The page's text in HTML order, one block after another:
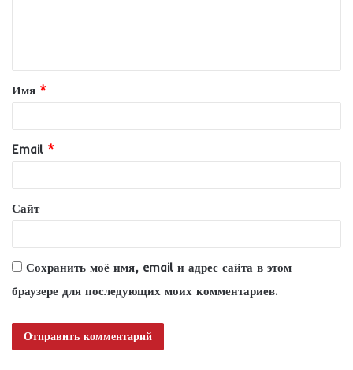
т
а
и
й
*
Имя *
Email *
Сайт
Сохранить моё имя, email и адрес сайта в этом
браузере для последующих моих комментариев.